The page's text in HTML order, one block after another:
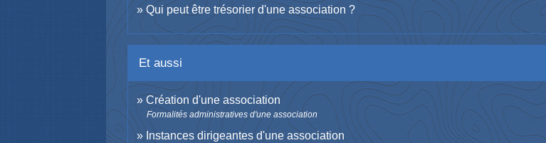
Qui peut être trésorier d'une association ?
Et aussi
Création d'une association
Formalités administratives d'une association
Instances dirigeantes d'une association